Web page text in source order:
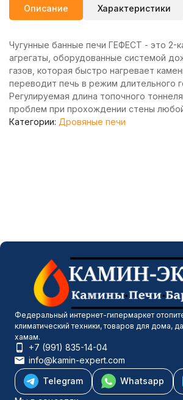
Описание
Характеристики
Чугунные банные печи ГЕФЕСТ - это 2-
агрегаты, оборудованные системой
газов, которая быстро нагревает
переводит печь в режим длительного
Регулируемая длина топочного
проблем при прохождении стены
Категории: Дровяные печи
Федеральный интернет-гипермаркет
климатический техники, товаров для дома,
хамам.
+7 (991) 835-14-04
info@kamin-expert.com
Telegram
Whatsapp